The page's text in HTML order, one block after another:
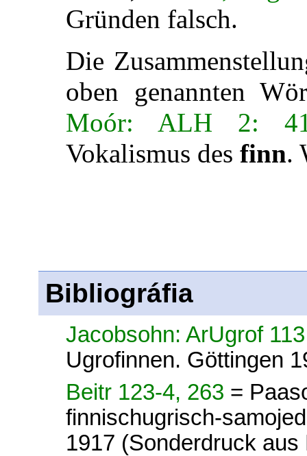
Gründen falsch.
Die
oben genannten
Moór: ALH 2:
Vokalismus des finn.
Bibliográfia
Jacobsohn: ArUgrof
Ugrofinnen. Göttingen
Beitr 123-4, 263 =
finnischugrisch-
1917 (Sonderdruck